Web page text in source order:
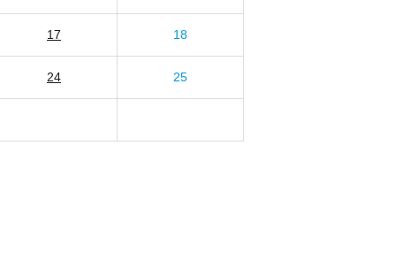
17 18
24 25